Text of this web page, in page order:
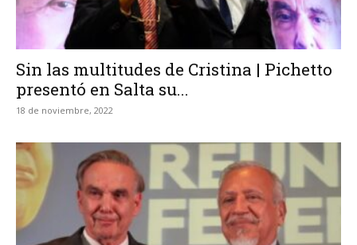
Sin las multitudes de Cristina | Pichetto
presentó en Salta su...
18 de noviembre, 2022